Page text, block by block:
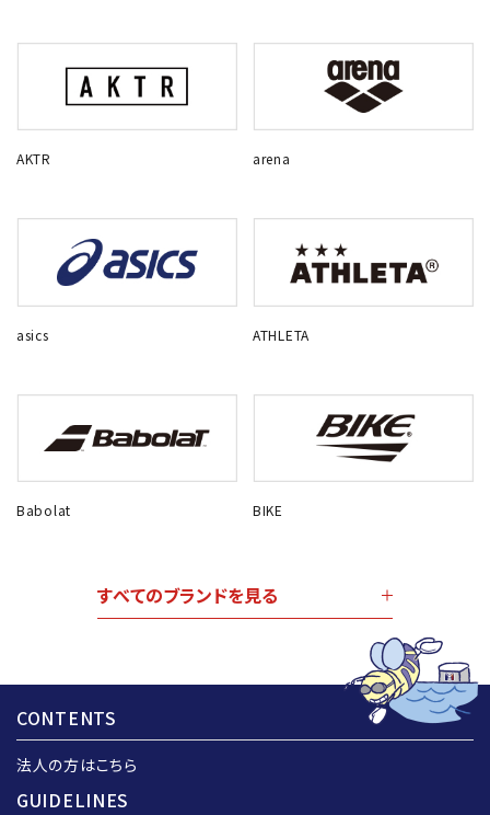
AKTR arena
asics ATHLETA
Babolat BIKE
すべてのブランドを見る
CONTENTS
法人の方はこちら
GUIDELINES